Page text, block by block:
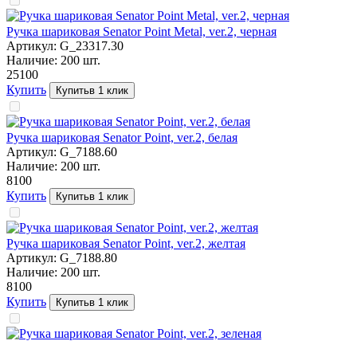
Ручка шариковая Senator Point Metal, ver.2, черная
Артикул: G_23317.30
Наличие: 200 шт.
25100
Купить
Купитьв 1 клик
Ручка шариковая Senator Point, ver.2, белая
Артикул: G_7188.60
Наличие: 200 шт.
8100
Купить
Купитьв 1 клик
Ручка шариковая Senator Point, ver.2, желтая
Артикул: G_7188.80
Наличие: 200 шт.
8100
Купить
Купитьв 1 клик